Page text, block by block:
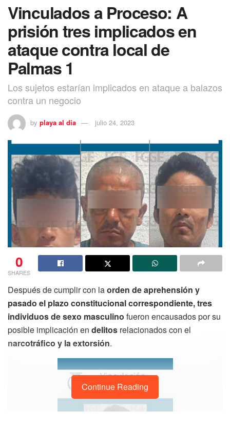
Vinculados a Proceso: A
prisión tres implicados en
ataque contra local de
Palmas 1
Los sujetos estarían implicados en ataque a balazos
contra un negocio
by playa al dia julio 24, 2023
0
SHARES
Después de cumplir con laorden de aprehensión y
pasado el plazo constitucional correspondiente, tres
individuos de sexo masculino fueron encausados por su
posible implicación en delitos relacionados con el
narcotráfico y la extorsión.
Continue Reading